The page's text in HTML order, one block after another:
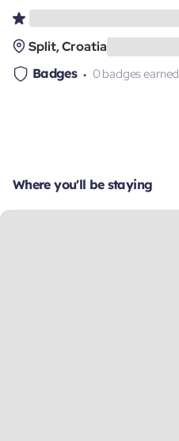
Split, Croatia
Badges 0 badges earned
Where you'll be staying